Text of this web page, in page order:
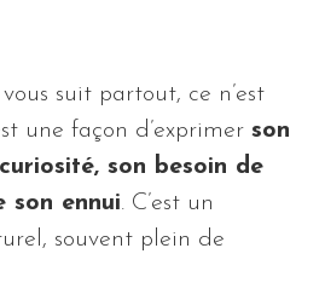
suit partout, ce n’est
une façon d’exprimer son
son besoin de
son ennui. C’est un
souvent plein de